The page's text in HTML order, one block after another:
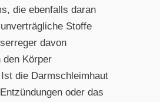
die ebenfalls daran
Stoffe
davon
den Körper
die Darmschleimhaut
oder das